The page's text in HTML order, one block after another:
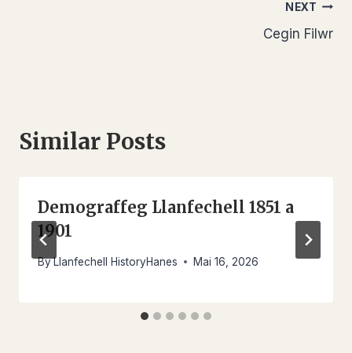
NEXT
Cegin Filwr
Similar Posts
Demograffeg Llanfechell 1851 a
1901
ByLlanfechell HistoryHanes Mai 16, 2026